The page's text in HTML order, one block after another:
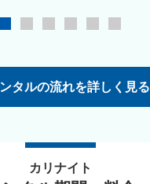
タルの流れを詳しく見る
カリナイト